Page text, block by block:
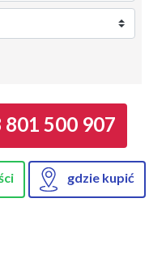
801 500 907
gdzie kupić